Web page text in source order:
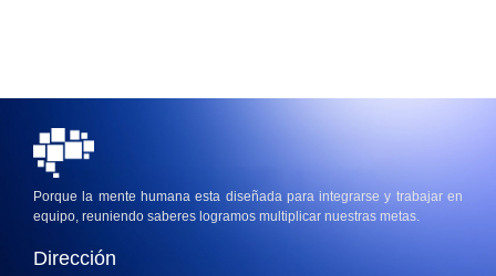
Porque la mente humana esta diseñada para integrarse y trabajar en
equipo, reuniendo saberes logramos multiplicar nuestras metas.
Dirección